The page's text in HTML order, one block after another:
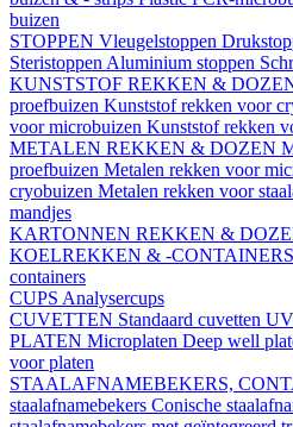
buizen
STOPPEN Vleugelstoppen
Steristoppen Aluminium stoppen
KUNSTSTOF REKKEN &
proefbuizen Kunststof rekken voor
voor microbuizen Kunststof rekken
METALEN REKKEN & DOZEN
proefbuizen Metalen rekken voor
cryobuizen Metalen rekken voor
mandjes
KARTONNEN REKKEN &
KOELREKKEN & -CONTAINERS
containers
CUPS Analysercups
CUVETTEN Standaard cuvetten
PLATEN Microplaten Deep well
voor platen
STAALAFNAMEBEKERS,
staalafnamebekers Conische